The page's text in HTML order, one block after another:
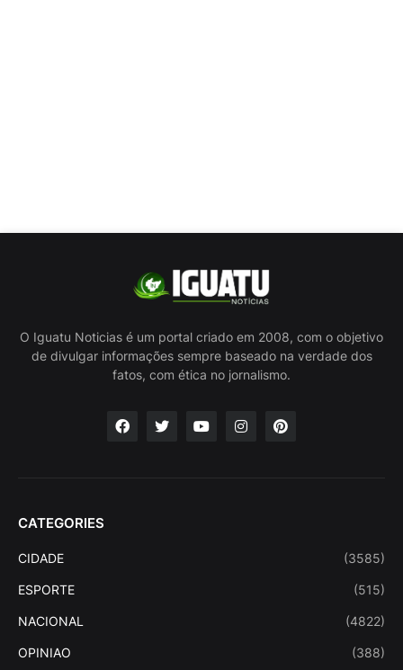
O Iguatu Noticias é um portal criado em 2008, com o objetivo
de divulgar informações sempre baseado na verdade dos
fatos, com ética no jornalismo.
CATEGORIES
CIDADE (3585)
ESPORTE (515)
NACIONAL (4822)
OPINIAO (388)